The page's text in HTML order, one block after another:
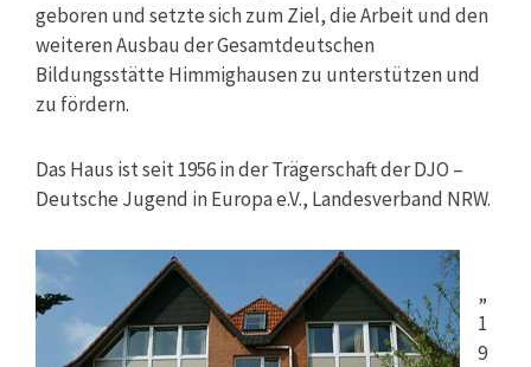
geboren und setzte sich zum Ziel, die Arbeit und den
weiteren Ausbau der Gesamtdeutschen
Bildungsstätte Himmighausen zu unterstützen und
zu fördern.
Das Haus ist seit 1956 in der Trägerschaft der DJO –
Deutsche Jugend in Europa e.V., Landesverband NRW.
„
1
9